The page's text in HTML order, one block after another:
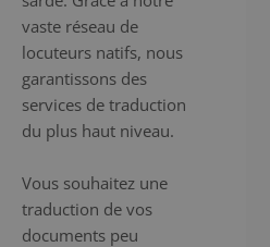
vaste réseau de
locuteurs natifs, nous
garantissons des
services de traduction
du plus haut niveau.
Vous souhaitez une
traduction de vos
documents peu